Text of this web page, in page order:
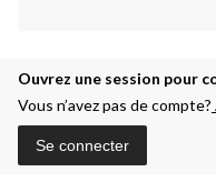
Ouvrez une session pour
Vous n’avez pas de compte?
Se connecter